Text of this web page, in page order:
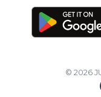
© 2026